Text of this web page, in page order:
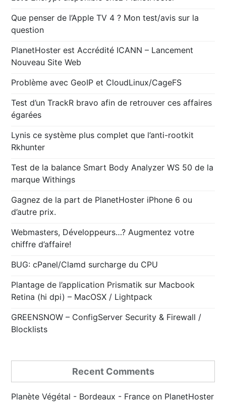
Que penser de l’Apple TV 4 ? Mon test/avis sur la
question
PlanetHoster est Accrédité ICANN – Lancement
Nouveau Site Web
Problème avec GeoIP et CloudLinux/CageFS
Test d’un TrackR bravo afin de retrouver ces affaires
égarées
Lynis ce système plus complet que l’anti-rootkit
Rkhunter
Test de la balance Smart Body Analyzer WS 50 de la
marque Withings
Gagnez de la part de PlanetHoster iPhone 6 ou
d’autre prix.
Webmasters, Développeurs…? Augmentez votre
chiffre d’affaire!
BUG: cPanel/Clamd surcharge du CPU
Plantage de l’application Prismatik sur Macbook
Retina (hi dpi) – MacOSX / Lightpack
GREENSNOW – ConfigServer Security & Firewall /
Blocklists
Recent Comments
Planète Végétal - Bordeaux - France on PlanetHoster